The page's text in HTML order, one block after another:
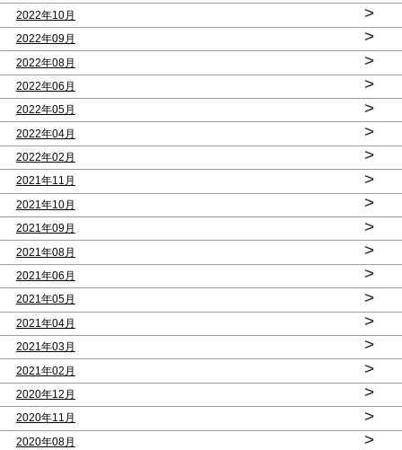
2022年10月 >
2022年09月 >
2022年08月 >
2022年06月 >
2022年05月 >
2022年04月 >
2022年02月 >
2021年11月 >
2021年10月 >
2021年09月 >
2021年08月 >
2021年06月 >
2021年05月 >
2021年04月 >
2021年03月 >
2021年02月 >
2020年12月 >
2020年11月 >
2020年08月 >